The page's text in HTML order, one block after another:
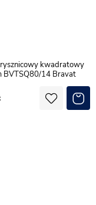
BVTSQ80/14 Bravat